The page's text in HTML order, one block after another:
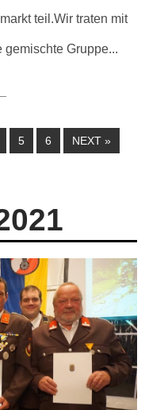
teil.Wir traten mit
Gruppe...
5 6 NEXT »